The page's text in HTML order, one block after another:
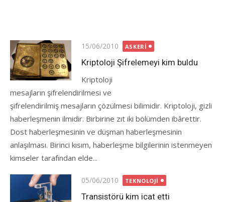
Posted
on
15/06/2010 ASKERI
Kriptoloji Şifrelemeyi kim buldu
Kriptoloji
mesajların şifrelendirilmesi ve
şifrelendirilmiş mesajların çözülmesi bilimidir. Kriptoloji, gizli
haberleşmenin ilmidir. Birbirine zıt iki bölümden ibârettir.
Dost haberleşmesinin ve düşman haberleşmesinin
anlaşılması. Birinci kısım, haberleşme bilgilerinin istenmeyen
kimseler tarafından elde...
Posted
on
05/06/2010 TEKNOLOJI
Transistörü kim icat etti